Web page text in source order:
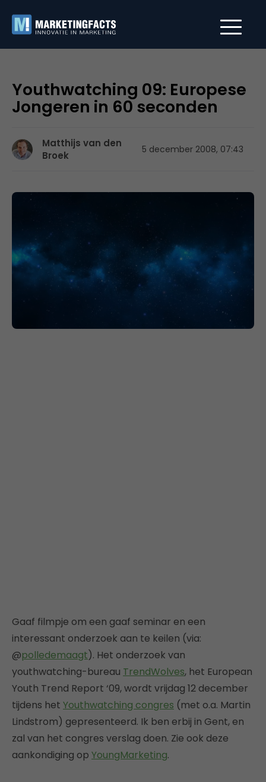
Youthwatching 09: Europese
Jongeren in 60 seconden
Matthijs van den
Broek
5 december 2008, 07:43
Gaaf filmpje om een gaaf seminar en een
interessant onderzoek aan te keilen (via:
@polledemaagt). Het onderzoek van
youthwatching-bureau TrendWolves, het European
Youth Trend Report ‘09, wordt vrijdag 12 december
tijdens het Youthwatching congres (met o.a. Martin
Lindstrom) gepresenteerd. Ik ben erbij in Gent, en
zal van het congres verslag doen. Zie ook deze
aankondiging op YoungMarketing.